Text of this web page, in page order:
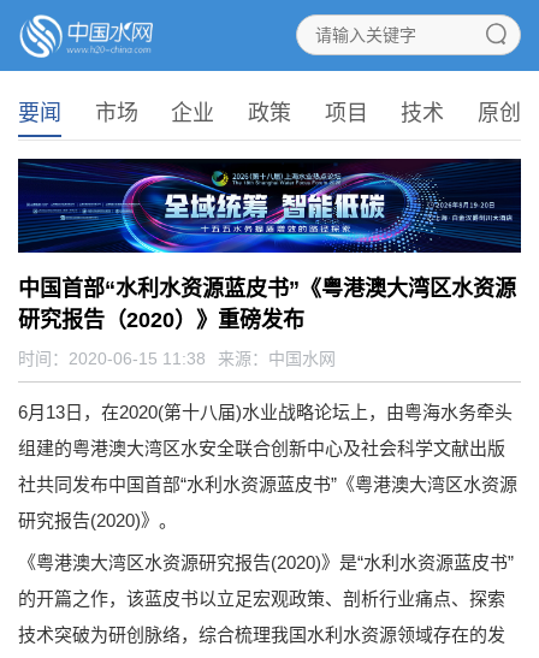
要闻 市场 企业 政策 项目 技术 原创
中国首部“水利水资源蓝皮书”《粤港澳大湾区水资源
研究报告（2020）》重磅发布
时间：2020-06-15 11:38 来源： 中国水网
6月13日，在2020(第十八届)水业战略论坛上，由粤海水务牵头
组建的粤港澳大湾区水安全联合创新中心及社会科学文献出版
社共同发布中国首部“水利水资源蓝皮书”《粤港澳大湾区水资源
研究报告(2020)》。
《粤港澳大湾区水资源研究报告(2020)》是“水利水资源蓝皮书”
的开篇之作，该蓝皮书以立足宏观政策、剖析行业痛点、探索
技术突破为研创脉络，综合梳理我国水利水资源领域存在的发